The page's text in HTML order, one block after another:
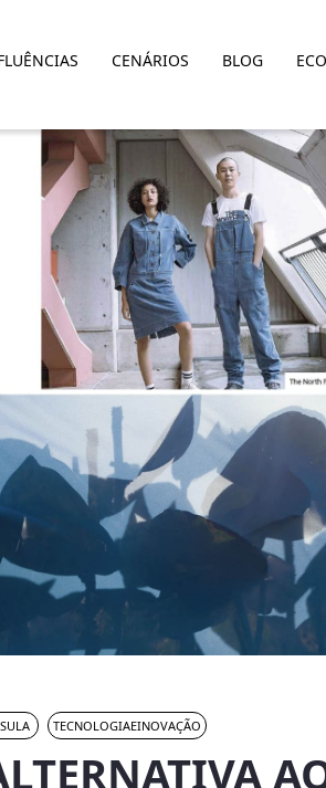
esportivos
CENÁRIOS BLOG
TECNOLOGIAEINOVAÇÃO